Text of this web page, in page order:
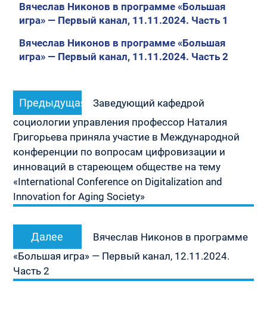
Вячеслав Никонов в программе «Большая
игра» — Первый канал, 11.11.2024. Часть 1
Вячеслав Никонов в программе «Большая
игра» — Первый канал, 11.11.2024. Часть 2
Навигация
по
записям
Предыдущая
запись:
Заведующий кафедрой
социологии управления профессор Наталия
Григорьева приняла участие в Международной
конференции по вопросам цифровизации и
инноваций в стареющем обществе на тему
«International Conference on Digitalization and
Innovation for Aging Society»
Далее
запись:
Вячеслав Никонов в программе
«Большая игра» — Первый канал, 12.11.2024.
Часть 2